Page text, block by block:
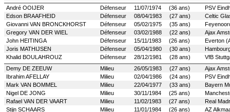
André OOIJER
Défenseur 11/07/1974 (36 ans)
PSV
Edson BRAAFHEID
Défenseur 08/04/1983 (27 ans)
Celtic
Giovanni VAN BRONCKHORST
Défenseur 05/02/1975 (35 ans)
Gregory VAN DER WIEL
Défenseur 03/02/1988 (22 ans)
Ajax
John HEITINGA
Défenseur 15/11/1983 (26 ans)
Everton
Joris MATHIJSEN
Défenseur 05/04/1980 (30 ans)
Khalid BOULAHROUZ
Défenseur 28/12/1981 (28 ans)
VfB
Demy DE ZEEUW
Milieu 26/05/1983 (27 ans)
Ajax
Ibrahim AFELLAY
Milieu 02/04/1986 (24 ans)
PSV
Mark VAN BOMMEL
Milieu 22/04/1977 (33 ans)
Bayern
Nigel DE JONG
Milieu 30/11/1984 (25 ans)
Rafael VAN DER VAART
Milieu 11/02/1983 (27 ans)
Real
Stijn SCHAARS
Milieu 11/01/1984 (26 ans)
AZ